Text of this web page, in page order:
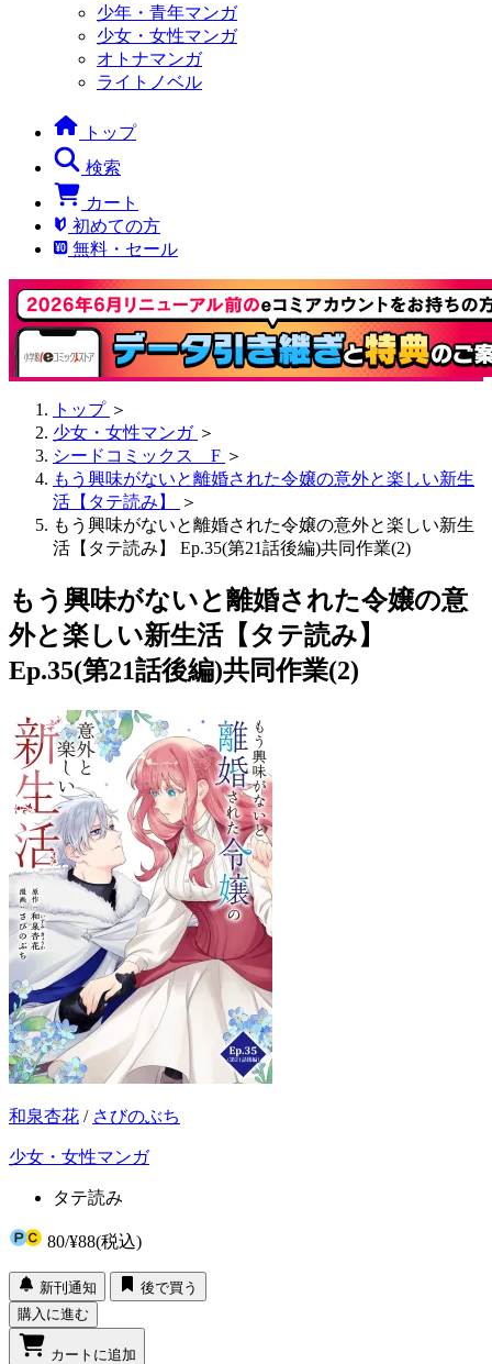
少年・青年マンガ
少女・女性マンガ
オトナマンガ
ライトノベル
トップ
検索
カート
初めての方
無料・セール
トップ ＞
少女・女性マンガ ＞
シードコミックス F ＞
もう興味がないと離婚された令嬢の意外と楽しい新生
活【タテ読み】
＞
もう興味がないと離婚された令嬢の意外と楽しい新生
活【タテ読み】 Ep.35(第21話後編)共同作業(2)
もう興味がないと離婚された令嬢の意
外と楽しい新生活【タテ読み】
Ep.35(第21話後編)共同作業(2)
和泉杏花 / さびのぶち
少女・女性マンガ
タテ読み
80/¥88(税込)
新刊通知
後で買う
購入に進む
カートに追加